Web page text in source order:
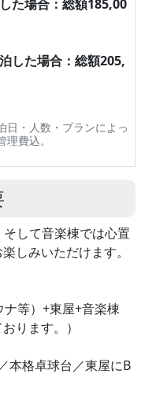
た場合：総額185,00
した場合：総額205,
日・人数・プランによっ
費込。
して音楽棟では心置
しみいただけます。
等）+東屋+音楽棟
ります。）
本格卓球台／東屋にB